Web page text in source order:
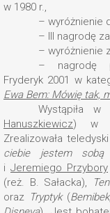
w 1980 r.,
– wyróżnienie
– III nagrodę za
– wyróżnienie
– nagrodę
Fryderyk 2001 w
Ewa Bem: Mówię tak,
Wystąpiła
Hanuszkiewicz) w
Zrealizowała
ciebie jestem sobą
i Jeremiego Przybory
(reż. B. Sałacka),
oraz Tryptyk(Bemibek